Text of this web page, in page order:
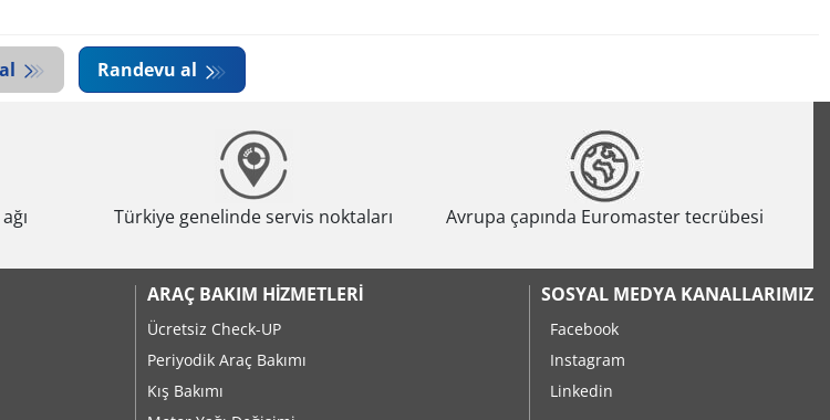
Randevu al
Türkiye genelinde servis noktaları Avrupa çapında Euromaster tecrübesi
ARAÇ BAKIM HIZMETLERI
Ücretsiz Check-UP
Periyodik Araç Bakımı
Kış Bakımı
SOSYAL MEDYA KANALLARIMIZ
Facebook
Instagram
Linkedin